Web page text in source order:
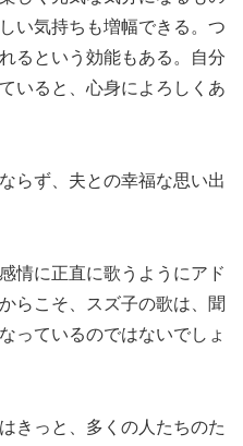
い気持ちも増幅できる。つ
るという効能もある。自分
いると、心身によろしくあ
らず、夫との幸福な思い出
情に正直に歌うようにアド
らこそ、スズ子の歌は、聞
っているのではないでしょ
きっと、多くの人たちのた